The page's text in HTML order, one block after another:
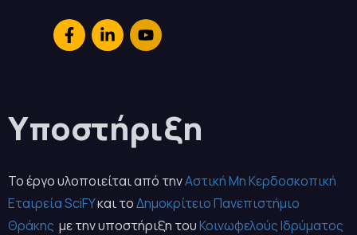
Υποστήριξη
Το έργο υλοποιείται από τηνΑστική Μη Κερδοσκοπική
Εταιρεία SciFYκαι τοΔημοκρίτειο Πανεπιστήμιο
Θράκης με την υποστήριξη τουΚοινωφελούς Ιδρύματος